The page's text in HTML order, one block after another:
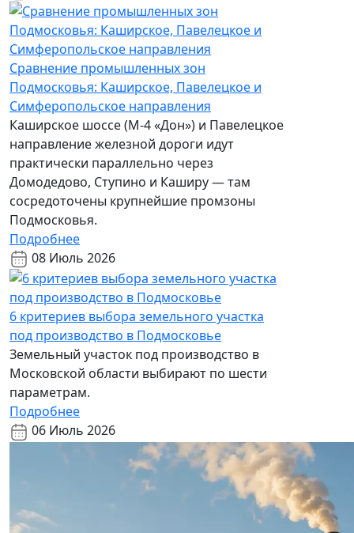
Сравнение промышленных зон
Подмосковья: Каширское, Павелецкое и
Симферопольское направления
Каширское шоссе (М-4 «Дон») и Павелецкое
направление железной дороги идут
практически параллельно через
Домодедово, Ступино и Каширу — там
сосредоточены крупнейшие промзоны
Подмосковья.
Подробнее
08 Июль 2026
6 критериев выбора земельного участка
под производство в Подмосковье
Земельный участок под производство в
Московской области выбирают по шести
параметрам.
Подробнее
06 Июль 2026